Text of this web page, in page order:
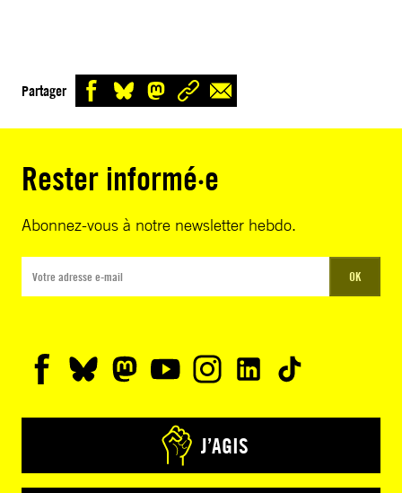
Partager
Rester informé·e
Abonnez-vous à notre newsletter hebdo.
OK
J’AGIS